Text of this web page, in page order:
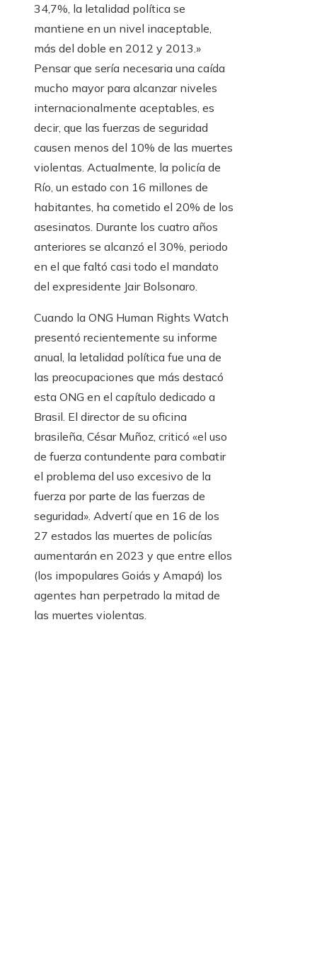
34,7%, la letalidad política se
mantiene en un nivel inaceptable,
más del doble en 2012 y 2013.»
Pensar que sería necesaria una caída
mucho mayor para alcanzar niveles
internacionalmente aceptables, es
decir, que las fuerzas de seguridad
causen menos del 10% de las muertes
violentas. Actualmente, la policía de
Río, un estado con 16 millones de
habitantes, ha cometido el 20% de los
asesinatos. Durante los cuatro años
anteriores se alcanzó el 30%, periodo
en el que faltó casi todo el mandato
del expresidente Jair Bolsonaro.
Cuando la ONG Human Rights Watch
presentó recientemente su informe
anual, la letalidad política fue una de
las preocupaciones que más destacó
esta ONG en el capítulo dedicado a
Brasil. El director de su oficina
brasileña, César Muñoz, criticó «el uso
de fuerza contundente para combatir
el problema del uso excesivo de la
fuerza por parte de las fuerzas de
seguridad». Advertí que en 16 de los
27 estados las muertes de policías
aumentarán en 2023 y que entre ellos
(los impopulares Goiás y Amapá) los
agentes han perpetrado la mitad de
las muertes violentas.